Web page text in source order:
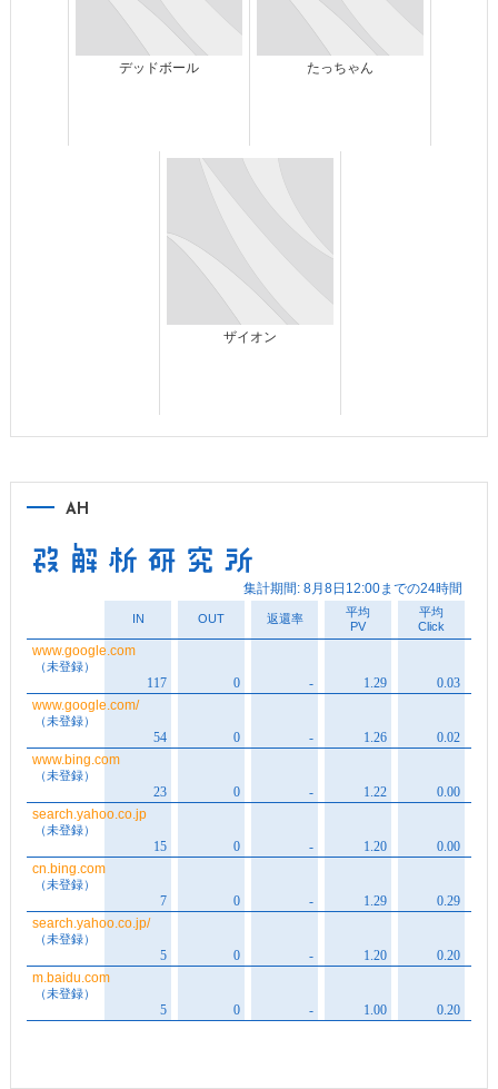
デッドボール たっちゃん
ザイオン
AH